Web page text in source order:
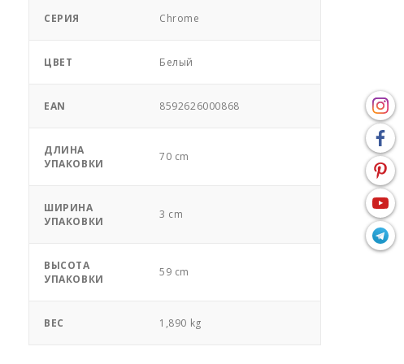
СЕРИЯ Chrome
ЦВЕТ Белый
EAN 8592626000868
ДЛИНА
УПАКОВКИ
70 cm
ШИРИНА
УПАКОВКИ
3 cm
ВЫСОТА
УПАКОВКИ
59 cm
ВЕС 1,890 kg